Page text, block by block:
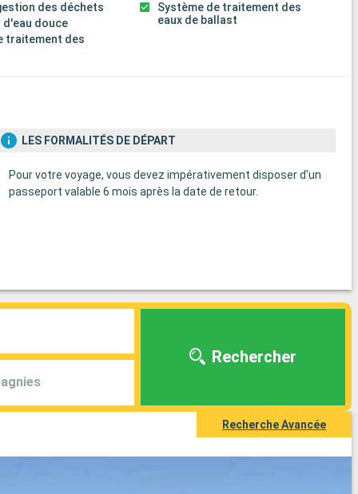
des déchets
douce
traitement des
Système de traitement des
eaux de ballast
LES FORMALITÉS DE DÉPART
Pour votre voyage, vous devez impérativement disposer d'un
passeport valable 6 mois après la date de retour.
Rechercher
Recherche Avancée